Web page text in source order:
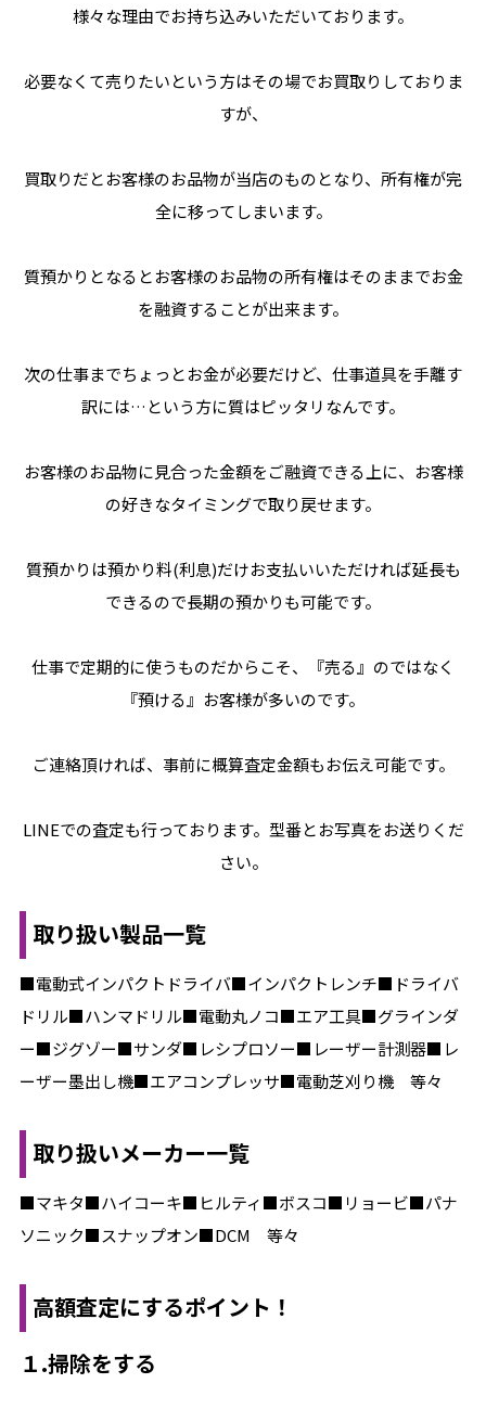
様々な理由でお持ち込みいただいております。
必要なくて売りたいという方はその場でお買取りしておりま
すが、
買取りだとお客様のお品物が当店のものとなり、所有権が完
全に移ってしまいます。
質預かりとなるとお客様のお品物の所有権はそのままでお金
を融資することが出来ます。
次の仕事までちょっとお金が必要だけど、仕事道具を手離す
訳には…という方に質はピッタリなんです。
お客様のお品物に見合った金額をご融資できる上に、お客様
の好きなタイミングで取り戻せます。
質預かりは預かり料(利息)だけお支払いいただければ延長も
できるので長期の預かりも可能です。
仕事で定期的に使うものだからこそ、『売る』のではなく
『預ける』お客様が多いのです。
ご連絡頂ければ、事前に概算査定金額もお伝え可能です。
LINEでの査定も行っております。型番とお写真をお送りくだ
さい。
取り扱い製品一覧
■電動式インパクトドライバ■インパクトレンチ■ドライバ
ドリル■ハンマドリル■電動丸ノコ■エア工具■グラインダ
ー■ジグゾー■サンダ■レシプロソー■レーザー計測器■レ
ーザー墨出し機■エアコンプレッサ■電動芝刈り機 等々
取り扱いメーカー一覧
■マキタ■ハイコーキ■ヒルティ■ボスコ■リョービ■パナ
ソニック■スナップオン■DCM 等々
高額査定にするポイント！
１.掃除をする